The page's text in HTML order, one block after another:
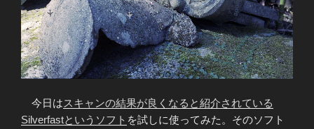
今日はスキャンの結果が良くなると紹介されている
Silverfastというソフト を試しに使ってみた。そのソフト